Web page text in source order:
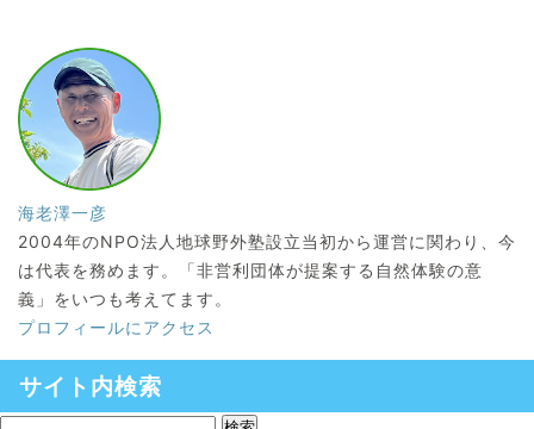
海老澤一彦
2004年のNPO法人地球野外塾設立当初から運営に関わり、今
は代表を務めます。「非営利団体が提案する自然体験の意
義」をいつも考えてます。
プロフィールにアクセス
サイト内検索